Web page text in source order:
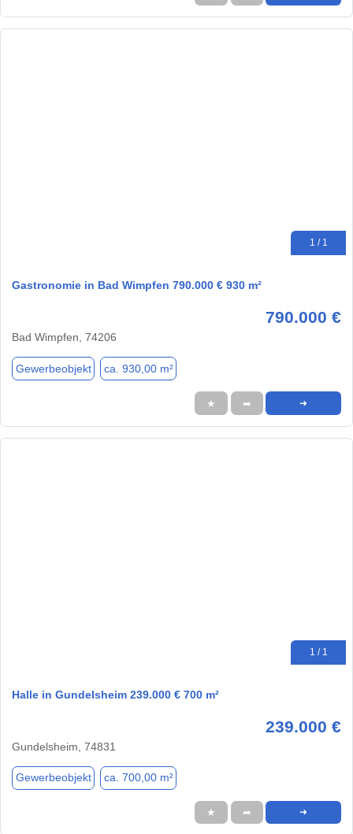
1 / 1
Gastronomie in Bad Wimpfen 790.000 € 930 m²
790.000 €
Bad Wimpfen, 74206
Gewerbeobjekt ca. 930,00 m²
★ ➦ ➜
1 / 1
Halle in Gundelsheim 239.000 € 700 m²
239.000 €
Gundelsheim, 74831
Gewerbeobjekt ca. 700,00 m²
★ ➦ ➜